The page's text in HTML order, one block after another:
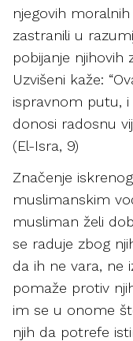
njegovih
zastranili u
pobijanje njihovih
Uzvišeni kaže:
ispravnom putu, i
donosi radosnu
(El-Isra, 9)
Značenje
muslimanskim
musliman želi
se raduje zbog
da ih ne vara, ne
pomaže protiv
im se u onome
njih da potrefe